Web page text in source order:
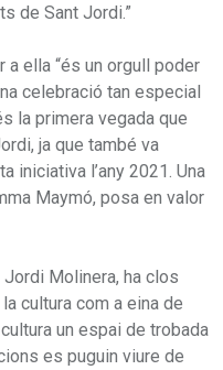
de Sant Jordi.”
a ella “és un orgull poder
celebració tan especial
la primera vegada que
ja que també va
iniciativa l’any 2021. Una
Maymó, posa en valor
Jordi Molinera, ha clos
cultura com a eina de
un espai de trobada
es puguin viure de